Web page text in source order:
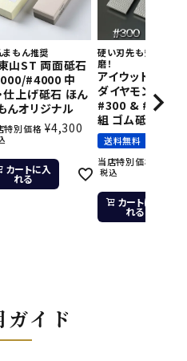
まもん推奨
山ST 両面砥石
#4000 中
仕上げ砥石 ほん
んオリジナル
特別価格 ¥4,300
カートに入
れる
硬い刃先も短時間で
磨！
アイウッド 片面
ダイヤモンド砥石
#300 & #800 2
組 ゴム砥石台付
送料無料
当店特別価格
税込
カートに入
れる
ガイド